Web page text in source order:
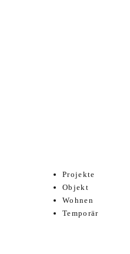
Projekte
Objekt
Wohnen
Temporär